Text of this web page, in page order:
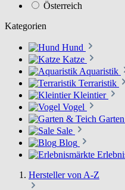
Österreich
Kategorien
Hund
Katze
Aquaristik
Terraristik
Kleintier
Vogel
Sale
Blog
Hersteller von A-Z